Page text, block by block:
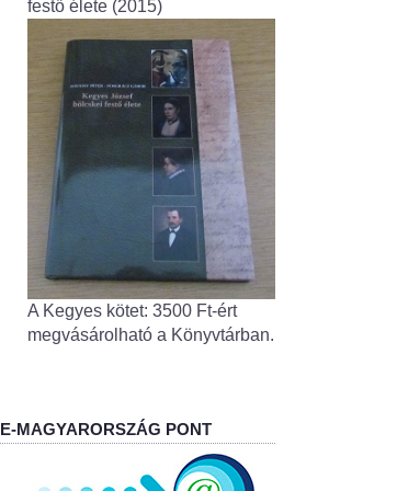
festő élete (2015)
A Kegyes kötet: 3500 Ft-ért
megvásárolható a Könyvtárban.
E-MAGYARORSZÁG PONT